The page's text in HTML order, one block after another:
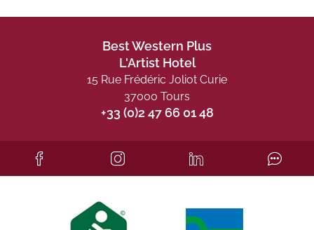
Best Western Plus
L'Artist Hotel
15 Rue Frédéric Joliot Curie
37000 Tours
+33 (0)2 47 66 01 48